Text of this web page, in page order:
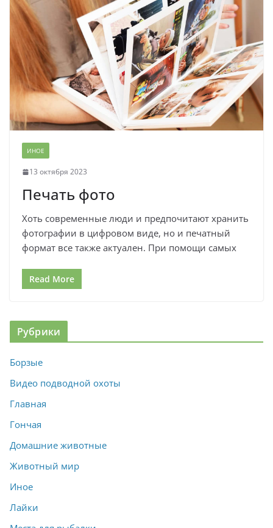
ИНОЕ
13 октября 2023
Печать фото
Хоть современные люди и предпочитают хранить
фотографии в цифровом виде, но и печатный
формат все также актуален. При помощи самых
Read More
Рубрики
Борзые
Видео подводной охоты
Главная
Гончая
Домашние животные
Животный мир
Иное
Лайки